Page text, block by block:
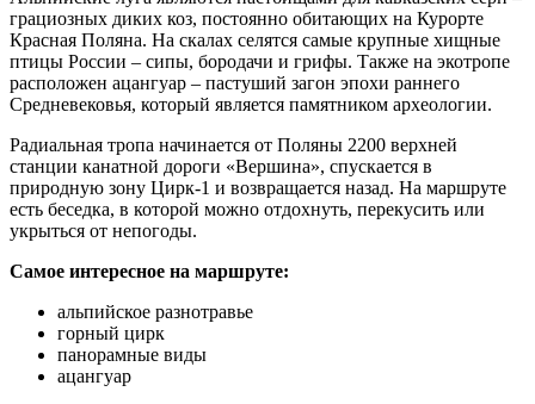
грациозных диких коз, постоянно обитающих на Курорте
Красная Поляна. На скалах селятся самые крупные хищные
птицы России – сипы, бородачи и грифы. Также на экотропе
расположен ацангуар – пастуший загон эпохи раннего
Средневековья, который является памятником археологии.
Радиальная тропа начинается от Поляны 2200 верхней
станции канатной дороги «Вершина», спускается в
природную зону Цирк-1 и возвращается назад. На маршруте
есть беседка, в которой можно отдохнуть, перекусить или
укрыться от непогоды.
Самое интересное на маршруте:
альпийское разнотравье
горный цирк
панорамные виды
ацангуар